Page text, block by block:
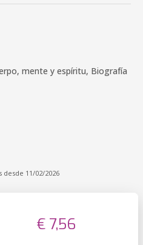
mente y espíritu, Biografía
desde 11/02/2026
€ 7,56